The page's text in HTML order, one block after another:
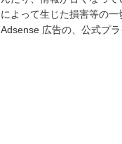
によって生じた損害等の一
Adsense 広告の、公式プ